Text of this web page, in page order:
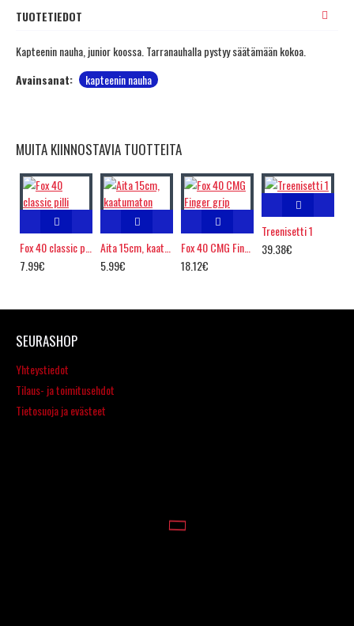
TUOTETIEDOT
Kapteenin nauha, junior koossa. Tarranauhalla pystyy säätämään kokoa.
Avainsanat:
kapteenin nauha
MUITA KIINNOSTAVIA TUOTTEITA
7.99€
5.99€
Fox 40 CMG Finger grip
18.12€
Treenisetti 1
39.38€
SEURASHOP
Yhteystiedot
Tilaus- ja toimitusehdot
Tietosuoja ja evästeet